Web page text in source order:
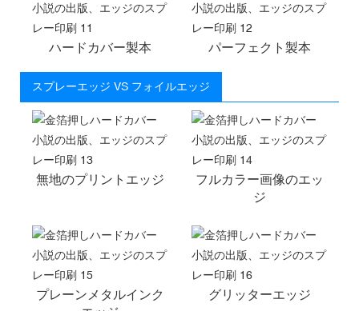
ハードカバー製本 パーフェクト製本
スプレーエッジ VS フォイルエッジ
無地のプリントエッジ
フルカラー画像のエッ
ジ
プレーンメタルインク
グリッターエッジ